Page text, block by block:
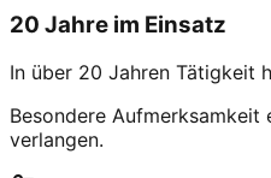
20 Jahre im Einsatz
In über 20 Jahren Tätigkeit
Besondere
verlangen.